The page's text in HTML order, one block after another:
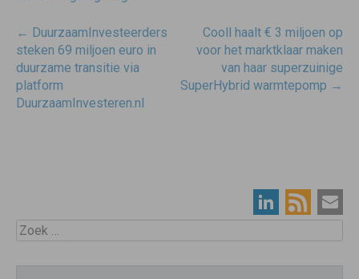
Post
navigatie
← DuurzaamInvesteerders
steken 69 miljoen euro in
duurzame transitie via
platform
DuurzaamInvesteren.nl
Cooll haalt € 3 miljoen op
voor het marktklaar maken
van haar superzuinige
SuperHybrid warmtepomp →
Zoek